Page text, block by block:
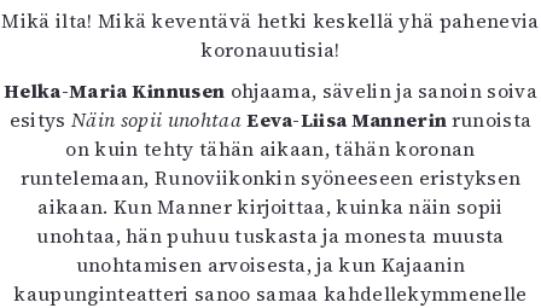
5/2025 saame
5/2025
Info
Tilaus ja irtonumerot
Yhteistyössä
Toimitus
Mediatiedot
Kaltio ry
Mikä ilta! Mikä keventävä hetki keskellä yhä pahenevia
koronauutisia!
Helka-Maria Kinnusen ohjaama, sävelin ja sanoin soiva
esitysNäin sopii unohtaaEeva-Liisa Mannerinrunoista
on kuin tehty tähän aikaan, tähän koronan
runtelemaan, Runoviikonkin syöneeseen eristyksen
aikaan. Kun Manner kirjoittaa, kuinka näin sopii
unohtaa, hän puhuu tuskasta ja monesta muusta
unohtamisen arvoisesta, ja kun Kajaanin
kaupunginteatteri sanoo samaa kahdellekymmenelle